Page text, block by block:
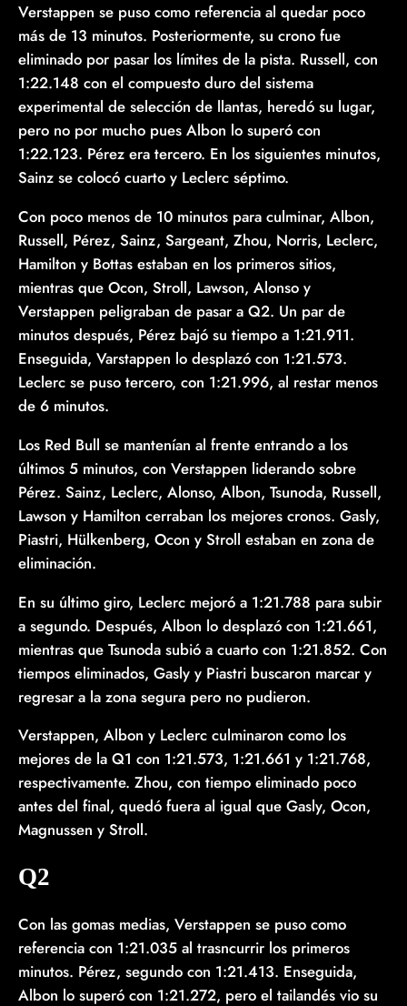
Verstappen se puso como referencia al quedar poco
más de 13 minutos. Posteriormente, su crono fue
eliminado por pasar los límites de la pista. Russell, con
1:22.148 con el compuesto duro del sistema
experimental de selección de llantas, heredó su lugar,
pero no por mucho pues Albon lo superó con
1:22.123. Pérez era tercero. En los siguientes minutos,
Sainz se colocó cuarto y Leclerc séptimo.
Con poco menos de 10 minutos para culminar, Albon,
Russell, Pérez, Sainz, Sargeant, Zhou, Norris, Leclerc,
Hamilton y Bottas estaban en los primeros sitios,
mientras que Ocon, Stroll, Lawson, Alonso y
Verstappen peligraban de pasar a Q2. Un par de
minutos después, Pérez bajó su tiempo a 1:21.911.
Enseguida, Varstappen lo desplazó con 1:21.573.
Leclerc se puso tercero, con 1:21.996, al restar menos
de 6 minutos.
Los Red Bull se mantenían al frente entrando a los
últimos 5 minutos, con Verstappen liderando sobre
Pérez. Sainz, Leclerc, Alonso, Albon, Tsunoda, Russell,
Lawson y Hamilton cerraban los mejores cronos. Gasly,
Piastri, Hülkenberg, Ocon y Stroll estaban en zona de
eliminación.
En su último giro, Leclerc mejoró a 1:21.788 para subir
a segundo. Después, Albon lo desplazó con 1:21.661,
mientras que Tsunoda subió a cuarto con 1:21.852. Con
tiempos eliminados, Gasly y Piastri buscaron marcar y
regresar a la zona segura pero no pudieron.
Verstappen, Albon y Leclerc culminaron como los
mejores de la Q1 con 1:21.573, 1:21.661 y 1:21.768,
respectivamente. Zhou, con tiempo eliminado poco
antes del final, quedó fuera al igual que Gasly, Ocon,
Magnussen y Stroll.
Q2
Con las gomas medias, Verstappen se puso como
referencia con 1:21.035 al trasncurrir los primeros
minutos. Pérez, segundo con 1:21.413. Enseguida,
Albon lo superó con 1:21.272, pero el tailandés vio su